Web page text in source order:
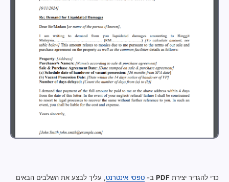
כדי להגדיר יצירת PDF ב- טפסי אינטרנט, עליך לבצע את השלבים הבאים